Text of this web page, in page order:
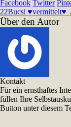
Facebook Twitter
22Bucsi ♥vermittelt♥
Über den Autor
Kontakt
Für ein ernsthaftes
füllen Ihre
Button unter diesem